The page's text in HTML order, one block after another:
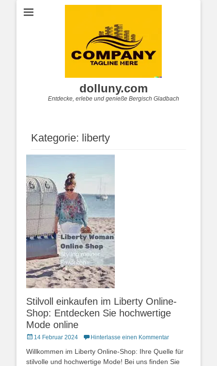
dolluny.com
Entdecke, erlebe und genieße Bergisch Gladbach
Kategorie: liberty
Stilvoll einkaufen im Liberty Online-
Shop: Entdecken Sie hochwertige
Mode online
Posted
14 Februar 2024 Hinterlasse einen Kommentar
Willkommen im Liberty Online-Shop: Ihre Quelle für
stilvolle und hochwertige Mode! Bei uns finden Sie